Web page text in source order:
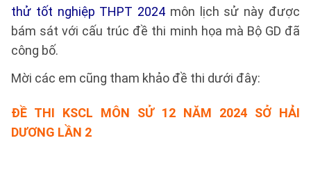
thử tốt nghiệp THPT 2024 môn lịch sử này được
bám sát với cấu trúc đề thi minh họa mà Bộ GD đã
công bố.
Mời các em cũng tham khảo đề thi dưới đây:
ĐỀ THI KSCL MÔN SỬ 12 NĂM 2024 SỞ HẢI
DƯƠNG LẦN 2